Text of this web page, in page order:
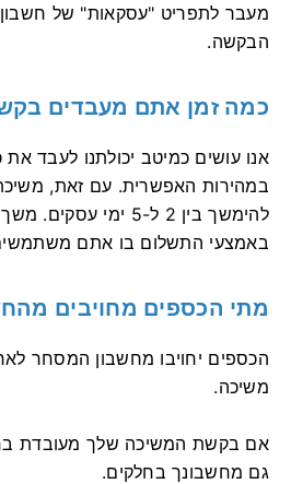
מעבר לתפריט "עסקאות" של
הבקשה.
כמה זמן אתם מעבדים
אנו עושים כמיטב יכולתנו לעבד את
במהירות האפשרית. עם זאת,
להימשך בין 2 ל-5 ימי
באמצעי התשלום בו אתם
מתי הכספים מחויבים
הכספים יחויבו מחשבון המסחר
משיכה.
אם בקשת המשיכה שלך מעובדת
גם מחשבונך בחלקים.